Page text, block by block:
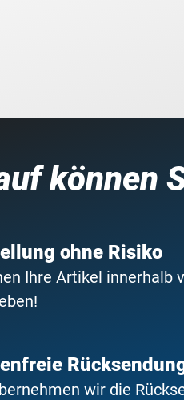
können
ohne Risiko
Ihre Artikel innerhalb
wir die